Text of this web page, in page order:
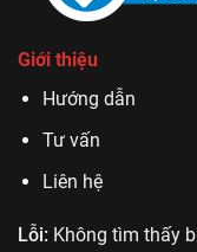
Giới thiệu
Hướng dẫn
Tư vấn
Liên hệ
Lỗi: Không tìm thấy